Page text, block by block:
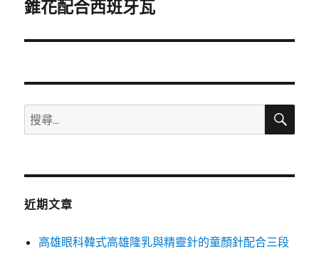
一
文
錐花配合西班牙瓦
搜
尋
鍵
搜
近期文章
高雄眼科韓式高雄隆乳與精靈針的童顏針配合三段